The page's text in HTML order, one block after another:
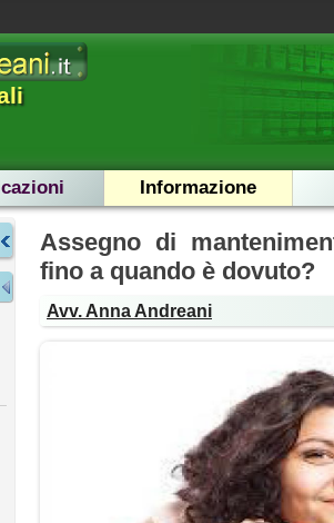
Informazione
Assegno di
fino a quando è dovuto?
Avv. Anna Andreani